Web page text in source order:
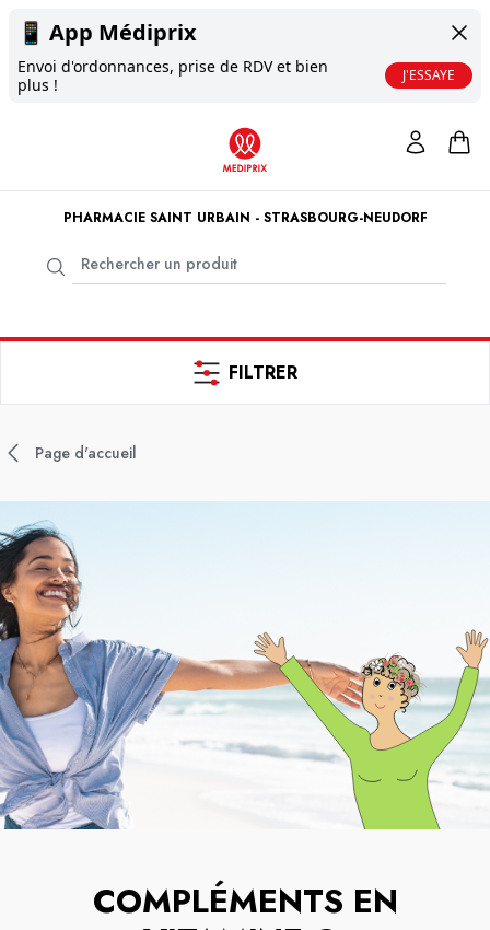
📱 App Médiprix
Envoi d'ordonnances, prise de RDV et bien
plus !
J'ESSAYE
PHARMACIE SAINT URBAIN - STRASBOURG-NEUDORF
FILTRER
Page d'accueil
COMPLÉMENTS EN